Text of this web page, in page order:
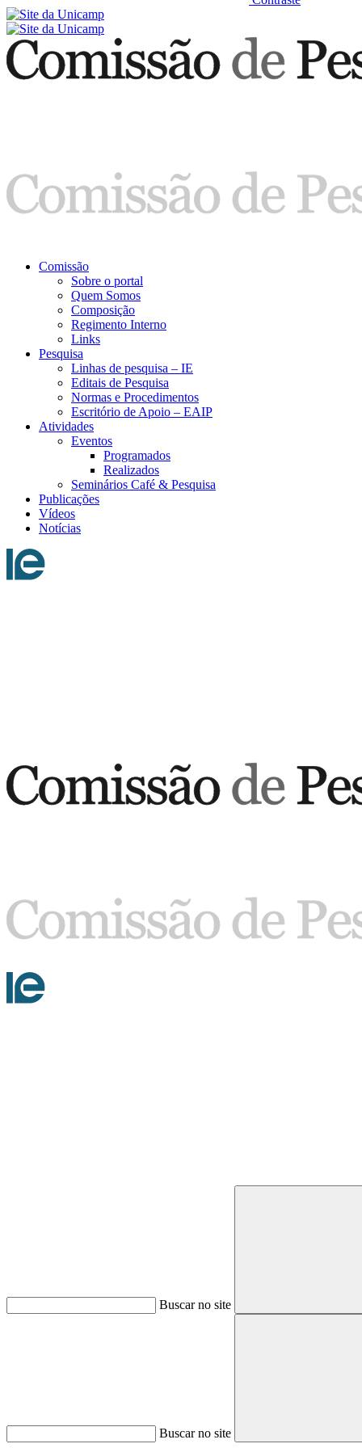
Comissão
Sobre o portal
Quem Somos
Composição
Regimento Interno
Links
Pesquisa
Linhas de pesquisa – IE
Editais de Pesquisa
Normas e Procedimentos
Escritório de Apoio – EAIP
Atividades
Eventos
Programados
Realizados
Seminários Café & Pesquisa
Publicações
Vídeos
Notícias
Buscar no site
Buscar no site